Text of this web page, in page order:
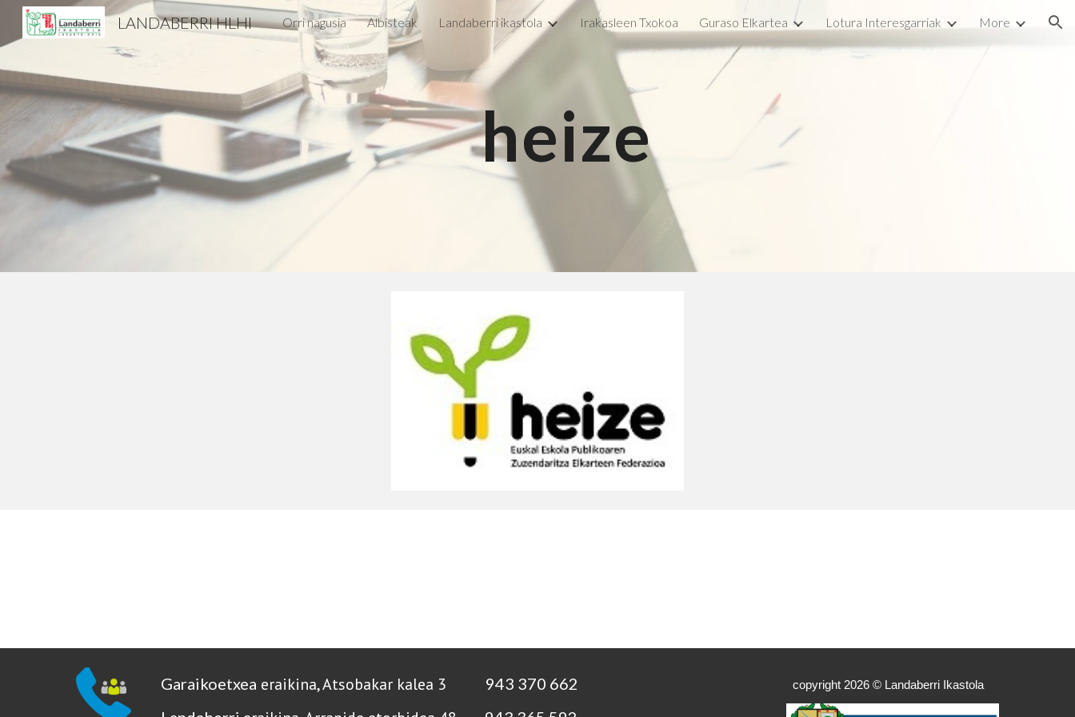
Skip to main content Skip to navigation
LANDABERRI HLHI Orri nagusia Albisteak Landaberri ikastola Irakasleen Txokoa Guraso Elkartea Lotura Interesgarriak More
    heize
Garaikoetxea eraikina, Atsobakar kalea 3
943 370 662
copyright 2026 © Landaberri Ikastola